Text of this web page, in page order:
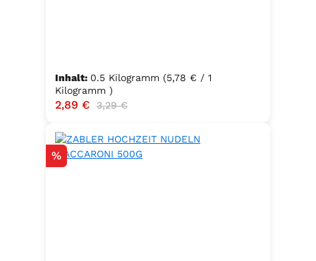
Inhalt: 0.5 Kilogramm (5,78 € / 1
Kilogramm )
Verkaufspreis:
2,89 € Regulärer Preis:
3,29 €
Rabatt
%